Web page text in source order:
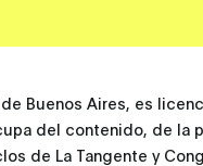
Buenos Aires, es
del contenido, de la
de La Tangente y